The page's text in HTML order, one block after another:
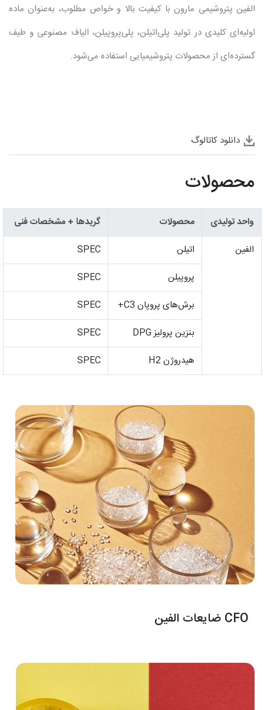
الفین پتروشیمی مارون با کیفیت بالا و خواص مطلوب، به‌عنوان ماده
اولیه‌ای کلیدی در تولید پلی‌اتیلن، پلی‌پروپیلن، الیاف مصنوعی و طیف
گسترده‌ای از محصولات پتروشیمیایی استفاده می‌شود.
دانلود کاتالوگ
محصولات
واحد تولیدی محصولات
گریدها + مشخصات فنی
الفین
اتیلن
SPEC
پروپیلن
SPEC
برش‌های پروپان C3+
SPEC
بنزین پرولیز DPG
SPEC
هیدروژن H2
SPEC
CFO ضایعات الفین